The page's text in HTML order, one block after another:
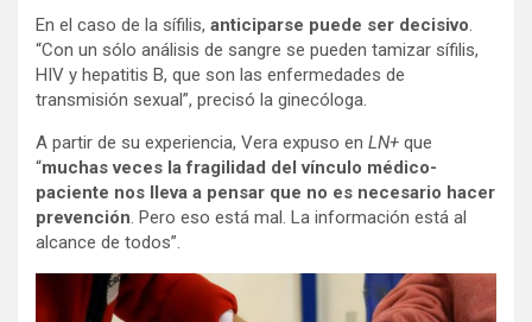
En el caso de la sífilis, anticiparse puede ser decisivo.
“Con un sólo análisis de sangre se pueden tamizar sífilis,
HIV y hepatitis B, que son las enfermedades de
transmisión sexual”, precisó la ginecóloga.
A partir de su experiencia, Vera expuso en LN+ que
“muchas veces la fragilidad del vínculo médico-
paciente nos lleva a pensar que no es necesario hacer
prevención. Pero eso está mal. La información está al
alcance de todos”.